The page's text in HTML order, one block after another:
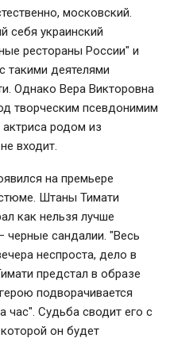
московский.
себя украинский
рестораны России" и
такими деятелями
Однако Вера Викторовна
творческим псевдонимим
родом из
входит.
на премьере
Штаны Тимати
как нельзя лучше
сандалии. "Весь
неспроста, дело в
предстал в образе
подворачивается
час". Судьба сводит его с
он будет